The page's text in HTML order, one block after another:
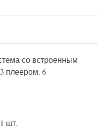
со встроенным
плеером. 6
шт.